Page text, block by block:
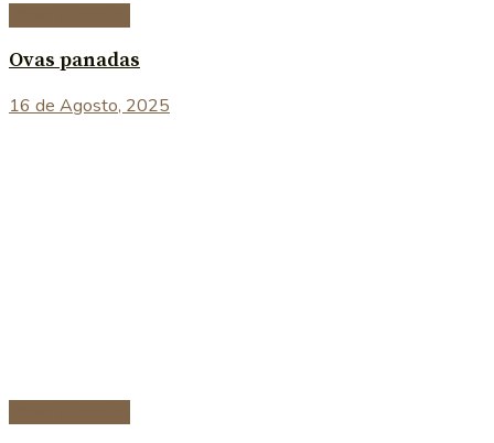
Ovas panadas
16 de Agosto, 2025